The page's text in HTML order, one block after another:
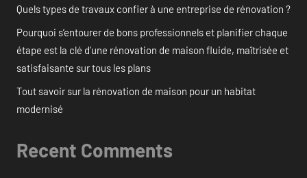
Quels types de travaux confier à une entreprise de rénovation ?
Pourquoi s’entourer de bons professionnels et planifier chaque
étape est la clé d’une rénovation de maison fluide, maîtrisée et
satisfaisante sur tous les plans
Tout savoir sur la rénovation de maison pour un habitat
modernisé
Recent Comments